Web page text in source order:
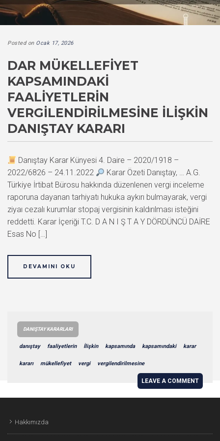
Posted on Ocak 17, 2026
DAR MÜKELLEFIYET
KAPSAMINDAKI
FAALIYETLERIN
VERGILENDIRILMESINE İLIŞKIN
DANIŞTAY KARARI
Danıştay Karar Künyesi 4. Daire – 2020/1918 –
2022/6826 – 24.11.2022
Karar Özeti Danıştay, … A.G.
Türkiye İrtibat Bürosu hakkında düzenlenen vergi inceleme
raporuna dayanan tarhiyatı hukuka aykırı bulmayarak, vergi
ziyaı cezalı kurumlar stopaj vergisinin kaldırılması isteğini
reddetti. Karar İçeriği T.C. D A N I Ş T A Y DÖRDÜNCÜ DAİRE
Esas No […]
DEVAMINI OKU
DANIŞTAY KARARLARI
danıştay faaliyetlerin İlişkin kapsamında kapsamındaki karar
kararı mükellefiyet vergi vergilendirilmesine
LEAVE A COMMENT
Hakkımızda